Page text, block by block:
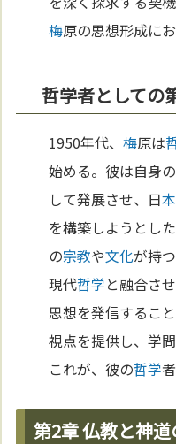
梅原の思想形成に
哲学者としての
1950年代、梅原は
始める。彼は自身
して発展させ、日本
を構築しようとし
の宗教や文化が持
現代哲学と融合さ
思想を発信するこ
視点を提供し、学
これが、彼の哲学
第2章 仏教と神